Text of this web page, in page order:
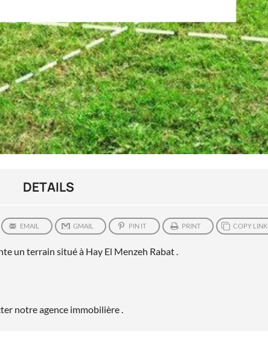
DETAILS
EMAIL GMAIL PIN IT PRINT COPY LINK
un terrain situé à Hay El Menzeh Rabat .
notre agence immobilière .